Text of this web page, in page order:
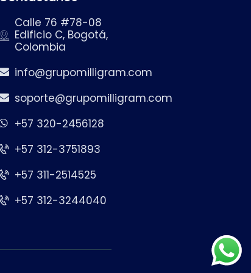
Calle 76 #78-08
Edificio C, Bogotá,
Colombia
info@grupomilligram.com
soporte@grupomilligram.com
+57 320-2456128
+57 312-3751893
+57 311-2514525
+57 312-3244040